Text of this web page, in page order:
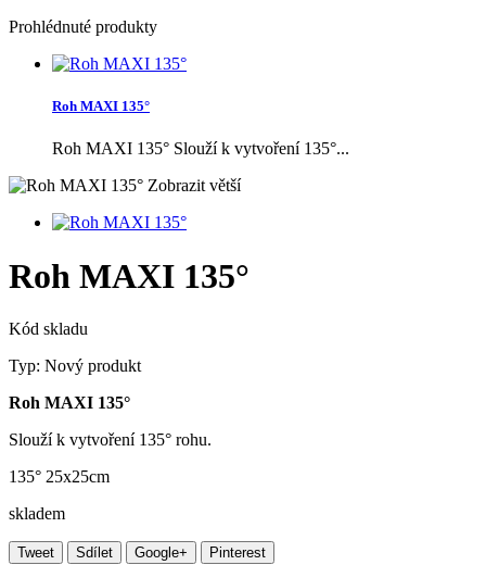
Prohlédnuté produkty
Roh MAXI 135°
Roh MAXI 135° Slouží k vytvoření 135°...
Zobrazit větší
Roh MAXI 135°
Kód skladu
Typ: Nový produkt
Roh MAXI 135°
Slouží k vytvoření 135° rohu.
135° 25x25cm
skladem
Tweet Sdílet Google+ Pinterest